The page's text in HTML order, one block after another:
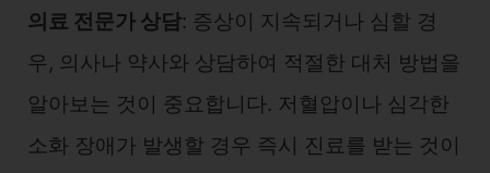
의료 전문가 상담: 증상이 지속되거나 심할 경
우, 의사나 약사와 상담하여 적절한 대처 방법을
알아보는 것이 중요합니다. 저혈압이나 심각한
소화 장애가 발생할 경우 즉시 진료를 받는 것이